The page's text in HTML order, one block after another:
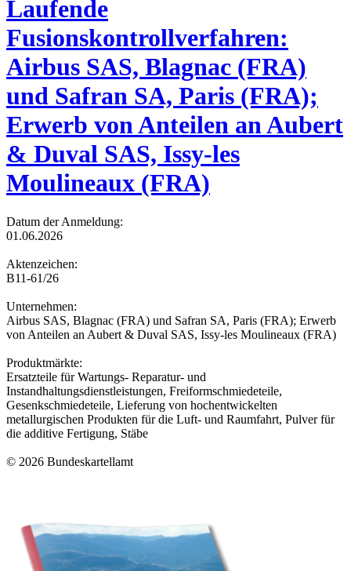
Laufende
Fusionskontrollverfahren:
Airbus SAS, Blagnac (FRA)
und Safran SA, Paris (FRA);
Erwerb von Anteilen an Aubert
& Duval SAS, Issy-les
Moulineaux (FRA)
Datum der Anmeldung:
01.06.2026
Aktenzeichen:
B11-61/26
Unternehmen:
Airbus SAS, Blagnac (FRA) und Safran SA, Paris (FRA); Erwerb
von Anteilen an Aubert & Duval SAS, Issy-les Moulineaux (FRA)
Produktmärkte:
Ersatzteile für Wartungs- Reparatur- und
Instandhaltungsdienstleistungen, Freiformschmiedeteile,
Gesenkschmiedeteile, Lieferung von hochentwickelten
metallurgischen Produkten für die Luft- und Raumfahrt, Pulver für
die additive Fertigung, Stäbe
© 2026 Bundeskartellamt